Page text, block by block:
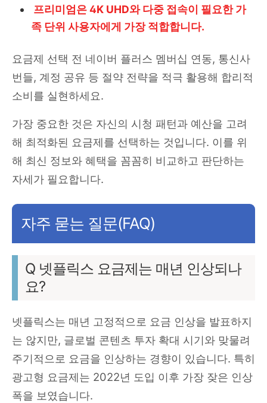
프리미엄은 4K UHD와 다중 접속이 필요한 가
족 단위 사용자에게 가장 적합합니다.
요금제 선택 전 네이버 플러스 멤버십 연동, 통신사
번들, 계정 공유 등 절약 전략을 적극 활용해 합리적
소비를 실현하세요.
가장 중요한 것은 자신의 시청 패턴과 예산을 고려
해 최적화된 요금제를 선택하는 것입니다. 이를 위
해 최신 정보와 혜택을 꼼꼼히 비교하고 판단하는
자세가 필요합니다.
자주 묻는 질문(FAQ)
Q 넷플릭스 요금제는 매년 인상되나
요?
넷플릭스는 매년 고정적으로 요금 인상을 발표하지
는 않지만, 글로벌 콘텐츠 투자 확대 시기와 맞물려
주기적으로 요금을 인상하는 경향이 있습니다. 특히
광고형 요금제는 2022년 도입 이후 가장 잦은 인상
폭을 보였습니다.